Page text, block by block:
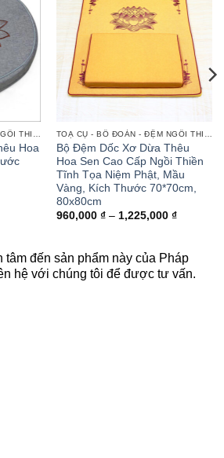
TOẠ CỤ - BỒ ĐOÀN - ĐỆM NGỒI THIỀN, LỄ PHẬT
Hoa
₫
TOẠ CỤ - BỒ ĐOÀN - ĐỆM NGỒI THIỀN, LỄ PHẬT
Bộ Đệm Dốc Xơ Dừa Thêu
Hoa Sen Cao Cấp Ngồi Thiền
Tĩnh Tọa Niệm Phật, Mầu
Vàng, Kích Thước 70*70cm,
80x80cm
960,000 ₫ – 1,225,000 ₫Khoảng
đến
tâm đến sản phẩm này của Pháp
hệ với chúng tôi để được tư vấn.